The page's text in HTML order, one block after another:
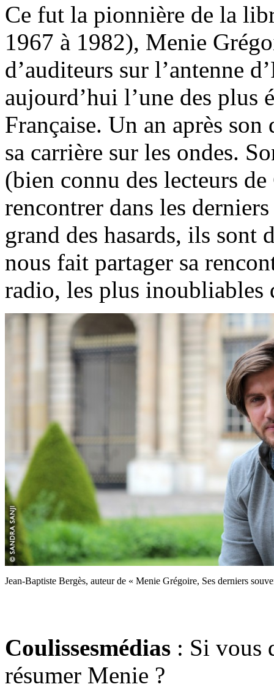
Ce fut la pionnière de la
1967 à 1982), Menie
d’auditeurs sur l’antenne
aujourd’hui l’une des plus
Française. Un an après
sa carrière sur les ondes.
(bien connu des lecteurs
rencontrer dans les
grand des hasards, ils sont
nous fait partager sa
radio, les plus inoubliables
Jean-Baptiste Bergès, auteur de « Menie Grégoire, Ses derniers
Coulissesmédias : Si vous
résumer Menie ?